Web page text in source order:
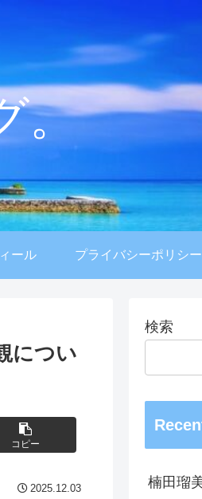
。
ール プライバシーポリシー
につい
コピー
2025.12.03
検索
楠田瑠